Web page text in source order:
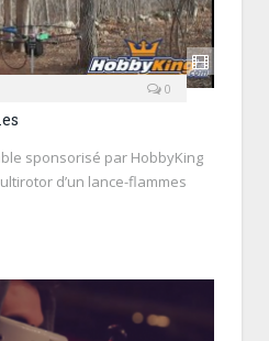
0
sponsorisé par HobbyKing
d’un lance-flammes